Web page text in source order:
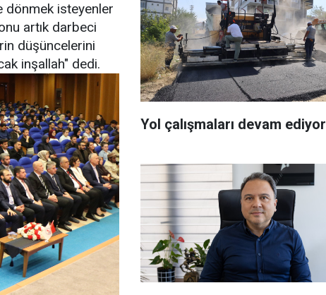
dönmek isteyenler
artık darbeci
düşüncelerini
inşallah" dedi.
Yol çalışmaları devam ediyor